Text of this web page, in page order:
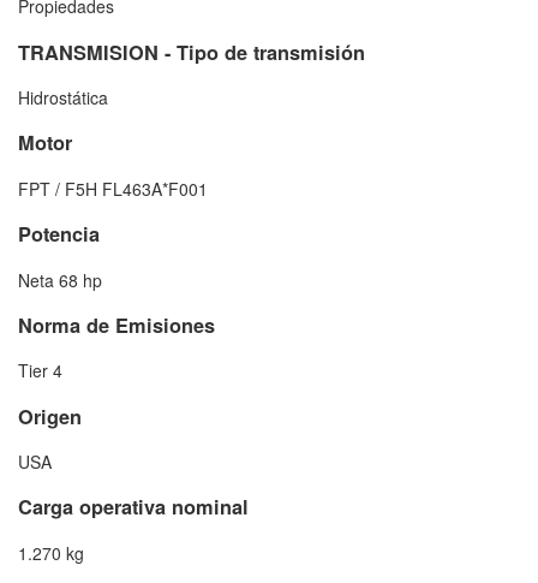
Propiedades
TRANSMISION - Tipo de transmisión
Hidrostática
Motor
FPT / F5H FL463A*F001
Potencia
Neta 68 hp
Norma de Emisiones
Tier 4
Origen
USA
Carga operativa nominal
1.270 kg